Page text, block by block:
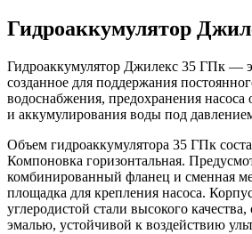
Гидроаккумулятор
Гидроаккумулятор Джилекс 35 ГПк —
созданное для поддержания
водоснабжения, предохранения насоса
и аккумулирования воды под
Объем гидроаккумулятора 35 ГПк
Компоновка горизонтальная.
комбинированный фланец и сменная
площадка для крепления насоса.
углеродистой стали высокого
эмалью, устойчивой к воздействию